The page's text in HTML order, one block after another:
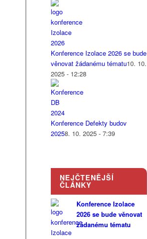
Konference Izolace 2026 se bude
věnovat žádanému tématu10. 10.
2025 - 12:28
Konference Defekty budov
20258. 10. 2025 - 7:39
NEJČTENĚJŠÍ
ČLÁNKY
Konference Izolace
2026 se bude věnovat
žádanému tématu